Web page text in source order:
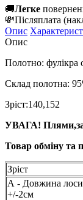
🚚Легке
💸Післяплата
Опис
Опис
Полотно: фулікра
Склад полотна:
Зріст:140,152
УВАГА!
Товар обміну та
Зріст
А - Довжина
+/-2см